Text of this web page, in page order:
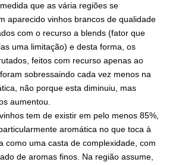
que as vária regiões se
aparecido vinhos brancos de qualidade
com o recurso a blends (fator que
uma limitação) e desta forma, os
feitos com recurso apenas ao
sobressaindo cada vez menos na
não porque esta diminuiu, mas
aumentou.
tem de existir em pelo menos 85%,
aromática no que toca à
como uma casta de complexidade, com
de aromas finos. Na região assume,